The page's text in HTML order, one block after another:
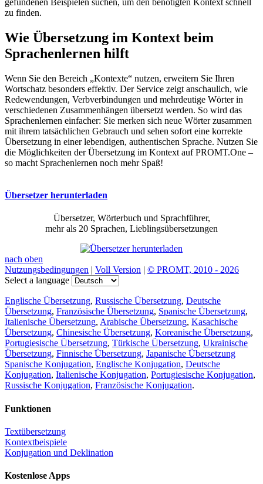
gefundenen Beispielen suchen, um den benötigten Kontext schnell
zu finden.
Wie Übersetzung im Kontext beim
Sprachenlernen hilft
Wenn Sie den Bereich „Kontexte“ nutzen, erweitern Sie Ihren
Wortschatz besonders effektiv. Der Service zeigt anschaulich, wie
Redewendungen, Verbverbindungen und mehrdeutige Wörter in
verschiedenen Zusammenhängen übersetzt werden. So wird das
Sprachenlernen einfacher: Sie merken sich neue Wörter zusammen
mit ihrem tatsächlichen Gebrauch und sehen sofort eine korrekte
Übersetzung in einer lebendigen, authentischen Sprache. Nutzen Sie
die Möglichkeiten der Übersetzung im Kontext auf PROMT.One –
so macht Sprachenlernen noch mehr Spaß!
Übersetzer herunterladen
Übersetzer, Wörterbuch und Sprachführer,
mehr als 20 Sprachen, Lieblingsübersetzungen
nach oben
Nutzungsbedingungen | Voll Version | © PROMT, 2010 - 2026
Select a language
Englische Übersetzung, Russische Übersetzung, Deutsche
Übersetzung, Französische Übersetzung, Spanische Übersetzung,
Italienische Übersetzung, Arabische Übersetzung, Kasachische
Übersetzung, Chinesische Übersetzung, Koreanische Übersetzung,
Portugiesische Übersetzung, Türkische Übersetzung, Ukrainische
Übersetzung, Finnische Übersetzung, Japanische Übersetzung
Spanische Konjugation, Englische Konjugation, Deutsche
Konjugation, Italienische Konjugation, Portugiesische Konjugation,
Russische Konjugation, Französische Konjugation.
Funktionen
Textübersetzung
Kontextbeispiele
Konjugation und Deklination
Kostenlose Apps